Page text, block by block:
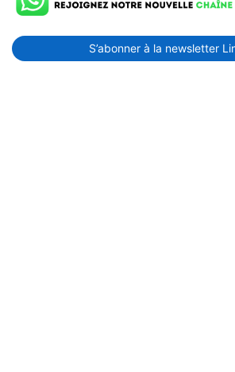
S’abonner à la newsletter